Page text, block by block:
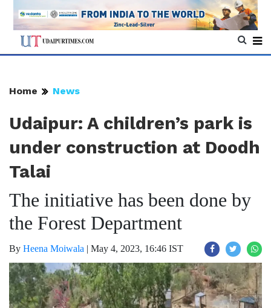
Home News
Udaipur: A children’s park is
under construction at Doodh
Talai
The initiative has been done by
the Forest Department
By Heena Moiwala | May 4, 2023, 16:46 IST